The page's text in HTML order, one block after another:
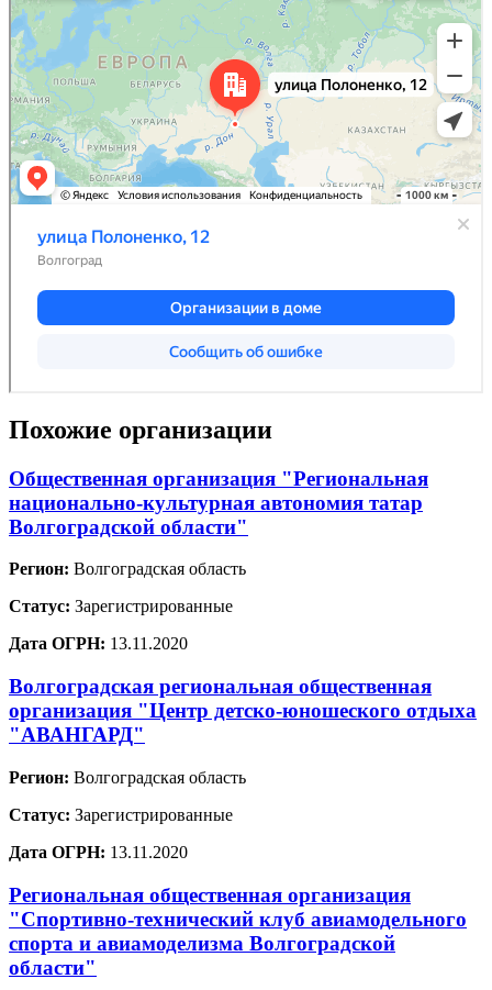
Похожие организации
Общественная организация "Региональная
национально-культурная автономия татар
Волгоградской области"
Регион: Волгоградская область
Статус: Зарегистрированные
Дата ОГРН: 13.11.2020
Волгоградская региональная общественная
организация "Центр детско-юношеского отдыха
"АВАНГАРД"
Регион: Волгоградская область
Статус: Зарегистрированные
Дата ОГРН: 13.11.2020
Региональная общественная организация
"Спортивно-технический клуб авиамодельного
спорта и авиамоделизма Волгоградской
области"